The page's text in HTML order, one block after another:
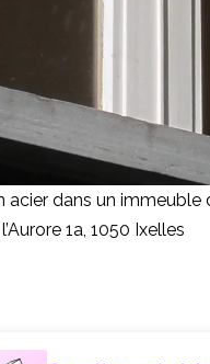
acier dans un immeuble
1a, 1050 Ixelles